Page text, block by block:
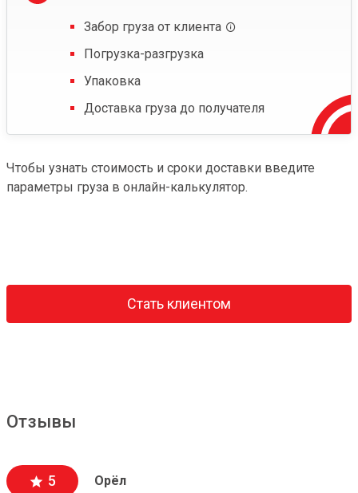
Забор груза от клиента
Погрузка-разгрузка
Упаковка
Доставка груза до получателя
Чтобы узнать стоимость и сроки доставки введите
параметры груза в онлайн-калькулятор.
Стать клиентом
Отзывы
5 Орёл